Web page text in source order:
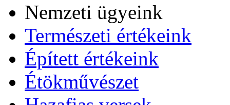
Nemzeti ügyeink
Természeti értékeink
Épített értékeink
Étökművészet